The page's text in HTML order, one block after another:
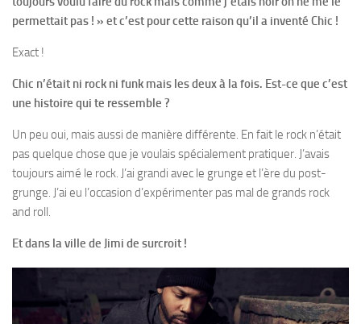
permettait pas ! » et c’est pour cette raison qu’il a inventé Chic !
Exact !
Chic n’était ni rock ni funk mais les deux à la fois. Est-ce que c’est
une histoire qui te ressemble ?
Un peu oui, mais aussi de manière différente. En fait le rock n’était
pas quelque chose que je voulais spécialement pratiquer. J’avais
toujours aimé le rock. J’ai grandi avec le grunge et l’ère du post-
grunge. J’ai eu l’occasion d’expérimenter pas mal de grands rock
and roll.
Et dans la ville de Jimi de surcroit !